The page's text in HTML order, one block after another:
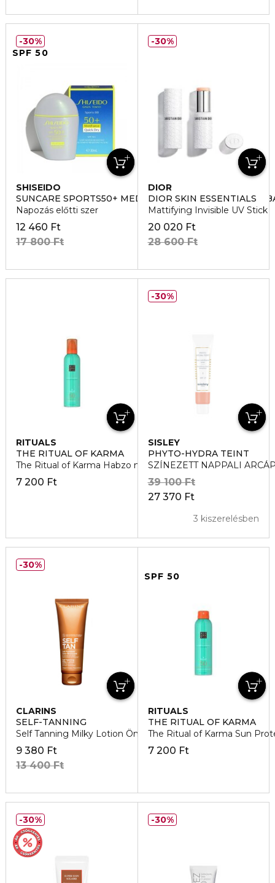
SPF 50
SHISEIDO
SUNCARE SPORTS50+ MEDIUM DARK - NAPVEDO
Napozás előtti szer
12 460 Ft
17 800 Ft
30%
DIOR
DIOR SKIN ESSENTIALS
Mattifying Invisible UV Stick
20 020 Ft
28 600 Ft
30%
RITUALS
THE RITUAL OF KARMA
The Ritual of Karma Habzo napvedo SPF 50
7 200 Ft
SISLEY
PHYTO-HYDRA TEINT
SZÍNEZETT NAPPALI
27 370 Ft
39 100 Ft
3 kiszerelésben
30%
CLARINS
SELF-TANNING
Self Tanning Milky Lotion Önbarnító
9 380 Ft
13 400 Ft
30%
SPF 50
RITUALS
THE RITUAL OF KARMA
The Ritual of Karma Sun
7 200 Ft
30% 30%